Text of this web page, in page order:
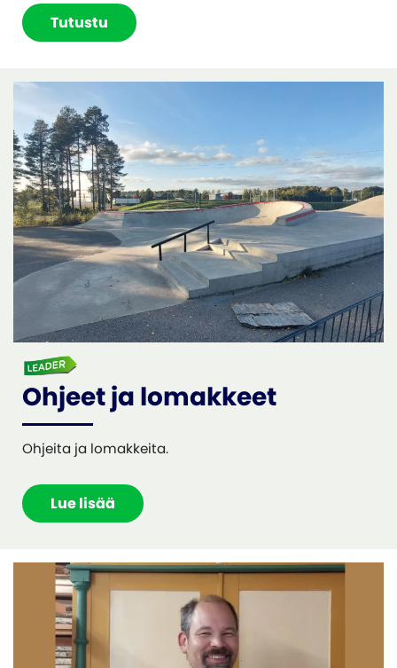
Tutustu
Ohjeet ja lomakkeet
Ohjeita ja lomakkeita.
Lue lisää